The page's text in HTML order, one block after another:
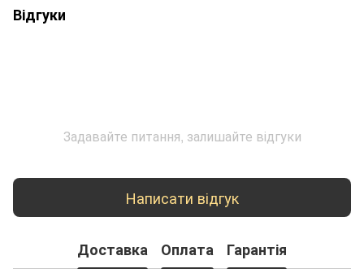
Відгуки
Задавайте питання, залишайте відгуки
Написати відгук
Доставка Оплата Гарантія